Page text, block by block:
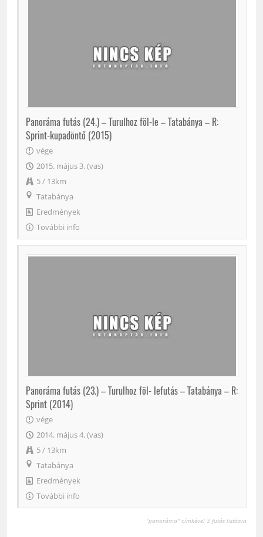
Panoráma futás (24.) – Turulhoz föl-le – Tatabánya – R:
Sprint-kupadöntő (2015)
vége
2015. május 3. (vas)
5 / 13km
Tatabánya
Eredmények
További info
Panoráma futás (23.) – Turulhoz föl- lefutás – Tatabánya – R:
Sprint (2014)
vége
2014. május 4. (vas)
5 / 13km
Tatabánya
Eredmények
További info
"panoráma" címkével 3 futás listázva